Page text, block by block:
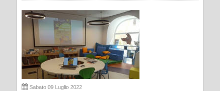
Sabato 09 Luglio 2022